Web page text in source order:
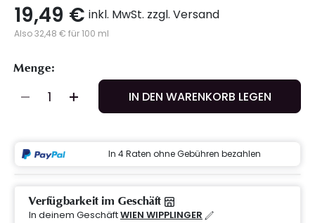
19,49 € inkl. MwSt. zzgl. Versand
Also 32,48 € für 100 ml
Menge:
IN DEN WARENKORB LEGEN
In 4 Raten ohne Gebühren bezahlen
Verfügbarkeit im Geschäft
In deinem GeschäftWIEN WIPPLINGER